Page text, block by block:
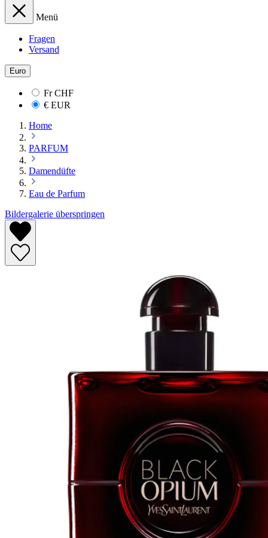
Menü
Fragen
Versand
Euro
FrCHF
€ EUR
Home
PARFUM
Damendüfte
Eau de Parfum
Bildergalerie überspringen